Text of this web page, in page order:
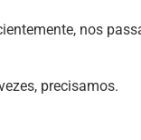
nos
precisamos.